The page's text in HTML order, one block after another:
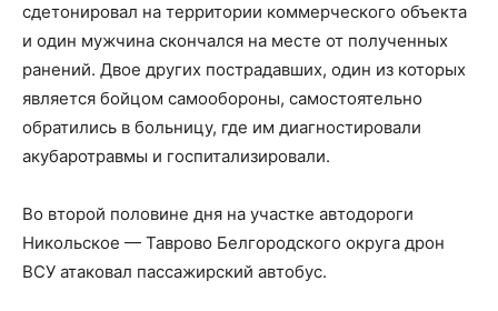
сдетонировал на территории коммерческого объекта
и один мужчина скончался на месте от полученных
ранений. Двое других пострадавших, один из которых
является бойцом самообороны, самостоятельно
обратились в больницу, где им диагностировали
акубаротравмы и госпитализировали.
Во второй половине дня на участке автодороги
Никольское — Таврово Белгородского округа дрон
ВСУ атаковал пассажирский автобус.